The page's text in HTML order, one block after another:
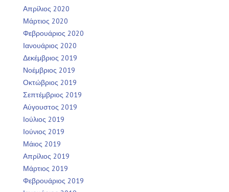
Απρίλιος 2020
Μάρτιος 2020
Φεβρουάριος 2020
Ιανουάριος 2020
Δεκέμβριος 2019
Νοέμβριος 2019
Οκτώβριος 2019
Σεπτέμβριος 2019
Αύγουστος 2019
Ιούλιος 2019
Ιούνιος 2019
Μάιος 2019
Απρίλιος 2019
Μάρτιος 2019
Φεβρουάριος 2019